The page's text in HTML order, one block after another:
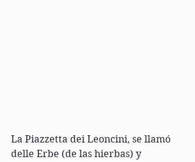
La Piazzetta dei Leoncini, se llamó
delle Erbe (de las hierbas) y